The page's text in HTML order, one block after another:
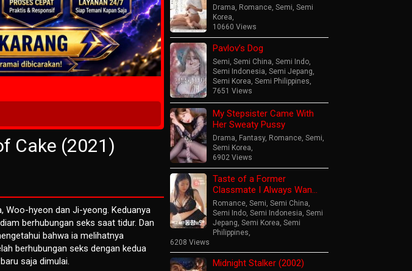
4 Wait Time
Cake (2021)
Woo-hyeon dan Ji-yeong. Keduanya
berhubungan seks saat tidur. Dan
bahwa ia melihatnya
berhubungan seks dengan kedua
saja dimulai.
Drama Romance Semi Semi
Korea
10660 Views
Pavlov’s Dog
Semi Semi China Semi Indo
Semi Indonesia Semi Jepang
Semi Korea Semi Philippines
7651 Views
My Stepsister Came With
Her Sweaty Pussy
Drama Fantasy, Romance Semi
Semi Korea
6902 Views
Taste of a Former
Classmate I Always Wan…
Romance Semi Semi China
Semi Indo Semi Indonesia Semi
Jepang Semi Korea Semi
Philippines
6208 Views
Midnight Stalker (2002)